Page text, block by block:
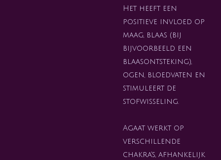
Het heeft een
positieve invloed op
maag, blaas (bij
bijvoorbeeld een
blaasontsteking),
ogen, bloedvaten en
stimuleert de
stofwisseling.
Agaat werkt op
verschillende
chakra's, afhankelijk